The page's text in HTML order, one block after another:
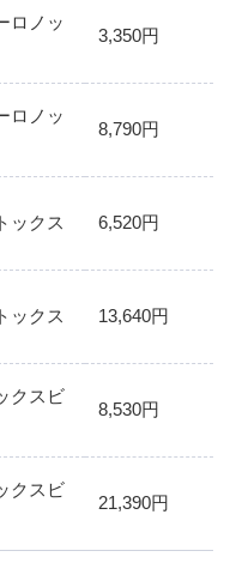
ロノッ
3,350円
ロノッ
8,790円
ックス 6,520円
ックス 13,640円
クスビ
8,530円
クスビ
21,390円